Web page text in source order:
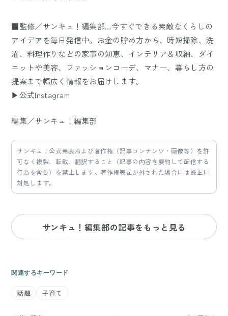
■監修／サンキュ！編集部…今すぐできる素敵なくらしの
アイデアを毎日発信中。お金の貯め方から、時短掃除、洗
濯、料理作りなどの家事の知恵、インテリア＆収納、ダイ
エットや美容、ファッションコーデ、マナー、暮らし方の
提案まで幅広く情報をお届けします。
▶公式Instagram
編集／サンキュ！編集部
サンキュ！公式発表および著作権（記事コンテンツ・画像等）を許
可なく複製、転載、翻訳すること（記事の内容を要約して配信する
行為を含む）を禁止します。著作権表記が外された場合には厳正に
対処します。
サンキュ！編集部の記事をもっと見る
関連するキーワード
話題 子育て